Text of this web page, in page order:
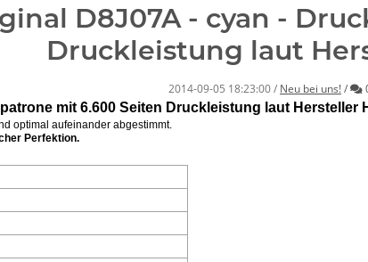
D8J07A - cyan -
Druckleistung laut
2014-09-05 18:23:00/ Neu bei uns!/
mit 6.600 Seiten Druckleistung laut Hersteller
optimal aufeinander abgestimmt.
Perfektion.